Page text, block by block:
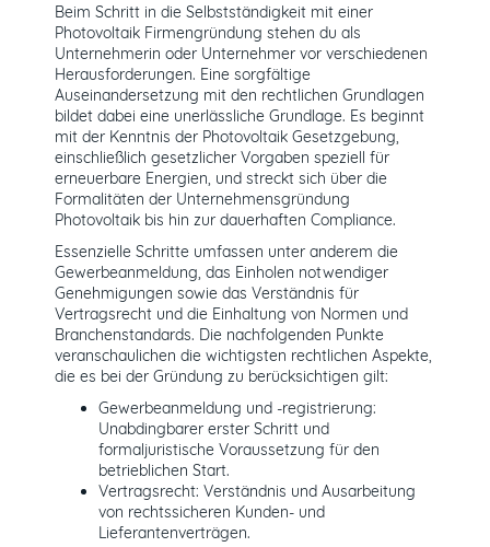
Beim Schritt in die Selbstständigkeit mit einer
Photovoltaik Firmengründung stehen du als
Unternehmerin oder Unternehmer vor verschiedenen
Herausforderungen. Eine sorgfältige
Auseinandersetzung mit den rechtlichen Grundlagen
bildet dabei eine unerlässliche Grundlage. Es beginnt
mit der Kenntnis der Photovoltaik Gesetzgebung,
einschließlich gesetzlicher Vorgaben speziell für
erneuerbare Energien, und streckt sich über die
Formalitäten der Unternehmensgründung
Photovoltaik bis hin zur dauerhaften Compliance.
Essenzielle Schritte umfassen unter anderem die
Gewerbeanmeldung, das Einholen notwendiger
Genehmigungen sowie das Verständnis für
Vertragsrecht und die Einhaltung von Normen und
Branchenstandards. Die nachfolgenden Punkte
veranschaulichen die wichtigsten rechtlichen Aspekte,
die es bei der Gründung zu berücksichtigen gilt:
Gewerbeanmeldung und -registrierung:
Unabdingbarer erster Schritt und
formaljuristische Voraussetzung für den
betrieblichen Start.
Vertragsrecht: Verständnis und Ausarbeitung
von rechtssicheren Kunden- und
Lieferantenverträgen.